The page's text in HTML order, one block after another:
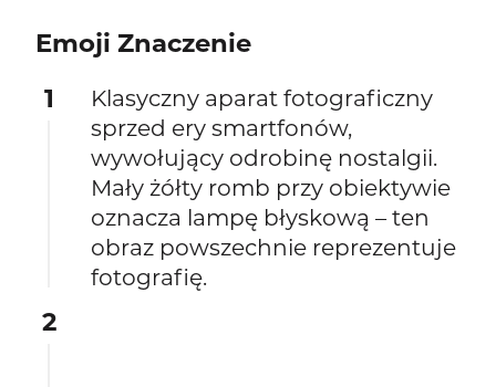
Emoji Znaczenie
1
Klasyczny aparat fotograficzny
sprzed ery smartfonów,
wywołujący odrobinę nostalgii.
Mały żółty romb przy obiektywie
oznacza lampę błyskową – ten
obraz powszechnie reprezentuje
fotografię.
2